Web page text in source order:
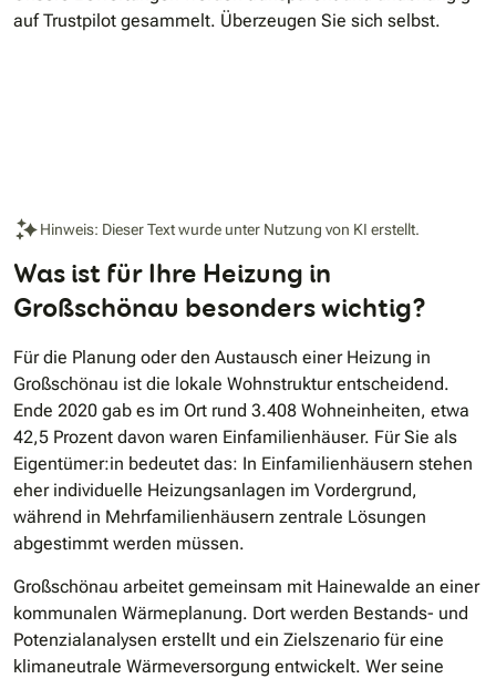
auf Trustpilot gesammelt. Überzeugen Sie sich selbst.
Hinweis: Dieser Text wurde unter Nutzung von KI erstellt.
Was ist für Ihre Heizung in
Großschönau besonders wichtig?
Für die Planung oder den Austausch einer Heizung in
Großschönau ist die lokale Wohnstruktur entscheidend.
Ende 2020 gab es im Ort rund 3.408 Wohneinheiten, etwa
42,5 Prozent davon waren Einfamilienhäuser. Für Sie als
Eigentümer:in bedeutet das: In Einfamilienhäusern stehen
eher individuelle Heizungsanlagen im Vordergrund,
während in Mehrfamilienhäusern zentrale Lösungen
abgestimmt werden müssen.
Großschönau arbeitet gemeinsam mit Hainewalde an einer
kommunalen Wärmeplanung. Dort werden Bestands- und
Potenzialanalysen erstellt und ein Zielszenario für eine
klimaneutrale Wärmeversorgung entwickelt. Wer seine